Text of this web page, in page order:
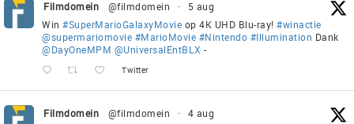
Filmdomein @filmdomein ·
5 aug
Win #SuperMarioGalaxyMovie op 4K UHD Blu-ray! #winactie
@supermariomovie #MarioMovie #Nintendo #Illumination Dank
@DayOneMPM @UniversalEntBLX -
Twitter
Filmdomein @filmdomein ·
4 aug